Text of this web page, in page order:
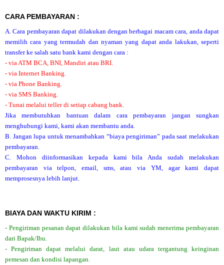
CARA PEMBAYARAN :
A. Cara pembayaran dapat dilakukan dengan berbagai macam cara, anda dapat
memilih cara yang termudah dan nyaman yang dapat anda lakukan, seperti
transfer ke salah satu bank kami dengan cara :
- via ATM BCA, BNI, Mandiri atau BRI.
- via Internet Banking.
- via Phone Banking.
- via SMS Banking.
- Tunai melalui teller di setiap cabang bank.
Jika membutuhkan bantuan dalam cara pembayaran jangan sungkan
menghubungi kami, kami akan membantu anda.
B. Jangan lupa untuk menambahkan “biaya pengiriman” pada saat melakukan
pembayaran.
C. Mohon diinformasikan kepada kami bila Anda sudah melakukan
pembayaran via telpon, email, sms, atau via YM, agar kami dapat
memprosesnya lebih lanjut.
BIAYA DAN WAKTU KIRIM :
- Pengiriman pesanan dapat dilakukan bila kami sudah menerima pembayaran
dari Bapak/Ibu.
- Pengiriman dapat melalui darat, laut atau udara tergantung keinginan
pemesan dan kondisi lapangan.